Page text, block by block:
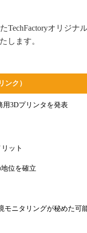
TechFactoryオリジナ
します。
ンク）
用3Dプリンタを発表
ット
位を確立
モニタリングが秘めた可